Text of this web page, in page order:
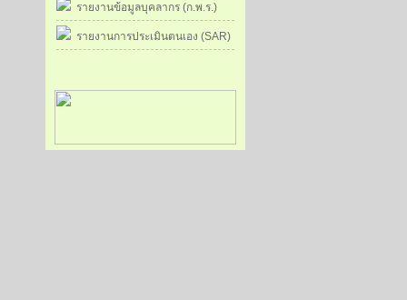
รายงานข้อมูลบุคลากร (ก.พ.ร.)
รายงานการประเมินตนเอง (SAR)